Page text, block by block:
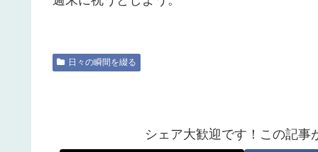
日々の瞬間を綴る
シェア大歓迎です！この記事